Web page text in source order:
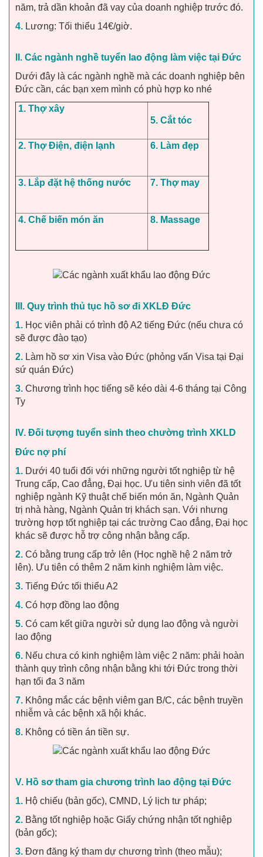
năm, trả dần khoản đã vay của doanh nghiệp trước đó.
4. Lương: Tối thiểu 14€/giờ.
II. Các ngành nghề tuyển lao động làm việc tại Đức
Dưới đây là các ngành nghề mà các doanh nghiệp bên
Đức cần, các bạn xem mình có phù hợp ko nhé
1. Thợ xây
5. Cắt tóc
2. Thợ Điện, điện lạnh 6. Làm đẹp
3. Lắp đặt hệ thống nước 7. Thợ may
4. Chế biến món ăn 8. Massage
III. Quy trình thủ tục hồ sơ đi XKLĐ Đức
1. Học viên phải có trình độ A2 tiếng Đức (nếu chưa có
sẽ được đào tạo)
2. Làm hồ sơ xin Visa vào Đức (phỏng vấn Visa tại Đại
sứ quán Đức)
3. Chương trình học tiếng sẽ kéo dài 4-6 tháng tại Công
Ty
IV. Đối tượng tuyển sinh theo chường trình XKLD
Đức nợ phí
1. Dưới 40 tuổi đối với những người tốt nghiệp từ hệ
Trung cấp, Cao đẳng, Đại học. Ưu tiên sinh viên đã tốt
nghiệp ngành Kỹ thuật chế biến món ăn, Ngành Quản
trị nhà hàng, Ngành Quản trị khách sạn. Với nhưng
trường hợp tốt nghiệp tại các trường Cao đẳng, Đại học
khác sẽ được hỗ trợ công nhận bằng cấp.
2. Có bằng trung cấp trở lên (Học nghề hệ 2 năm trở
lên). Ưu tiên có thêm 2 năm kinh nghiệm làm việc.
3. Tiếng Đức tối thiểu A2
4. Có hợp đồng lao động
5. Có cam kết giữa người sử dụng lao động và người
lao động
6. Nếu chưa có kinh nghiệm làm việc 2 năm: phải hoàn
thành quy trình công nhận bằng khi tới Đức trong thời
hạn tối đa 3 năm
7. Không mắc các bệnh viêm gan B/C, các bệnh truyền
nhiễm và các bệnh xã hội khác.
8. Không có tiền án tiền sự.
V. Hồ sơ tham gia chương trình lao động tại Đức
1. Hộ chiếu (bản gốc), CMND, Lý lịch tư pháp;
2. Bằng tốt nghiệp hoặc Giấy chứng nhận tốt nghiệp
(bản gốc);
3. Đơn đăng ký tham dự chương trình (theo mẫu);